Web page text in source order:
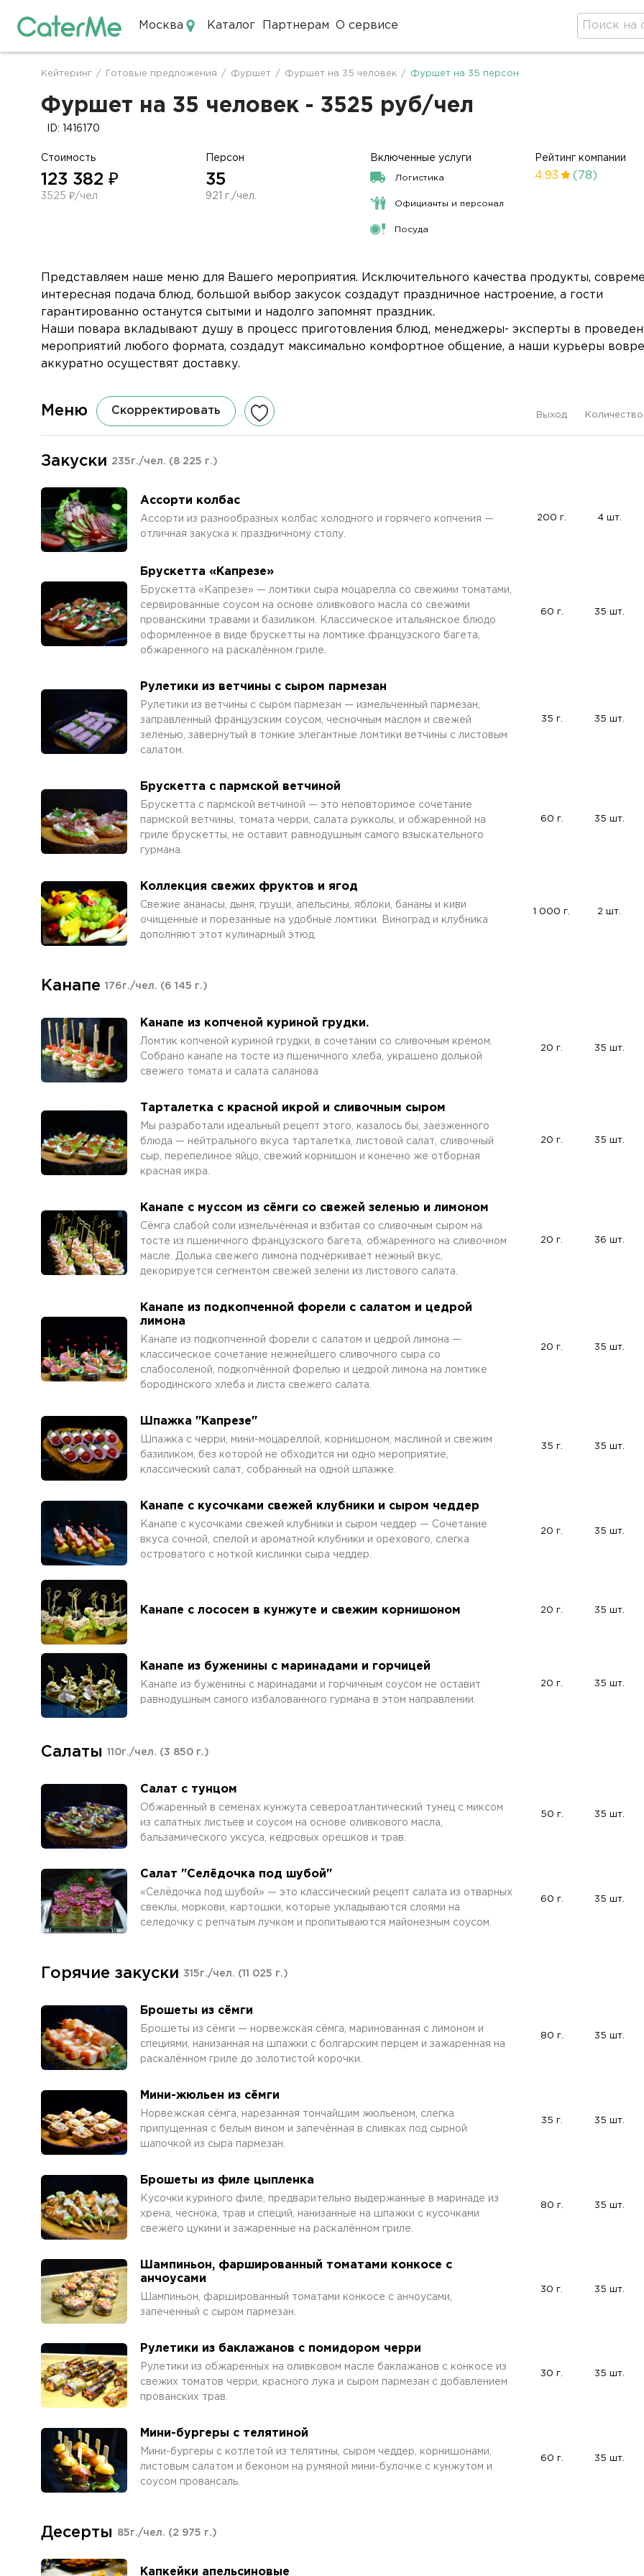
Москва Каталог Партнерам О сервисе
Строка
навигации
Кейтеринг / Готовые предложения / Фуршет / Фуршет на 35 человек / Фуршет на 35 персон
Фуршет на 35 человек - 3525 руб/чел
ID: 1416170
Стоимость
123 382 ₽
3525 ₽/чел
Персон
35
921 г./чел.
Включенные услуги
Логистика
Официанты и персонал
Посуда
Рейтинг компании
4.93 (78)
Представляем наше меню для Вашего мероприятия. Исключительного качества продукты,
интересная подача блюд, большой выбор закусок создадут праздничное настроение, а гости
гарантированно останутся сытыми и надолго запомнят праздник.
Наши повара вкладывают душу в процесс приготовления блюд, менеджеры- эксперты в
мероприятий любого формата, создадут максимально комфортное общение, а наши курьеры
аккуратно осуществят доставку.
Меню Скорректировать Выход Количество
Закуски 235г./чел. (8 225 г.)
Ассорти колбас
Ассорти из разнообразных колбас холодного и горячего копчения —
отличная закуска к праздничному столу.
200 г. 4 шт.
Брускетта «Капрезе»
Брускетта «Капрезе» — ломтики сыра моцарелла со свежими томатами,
сервированные соусом на основе оливкового масла со свежими
прованскими травами и базиликом. Классическое итальянское блюдо
оформленное в виде брускетты на ломтике французского багета,
обжаренного на раскалённом гриле.
60 г. 35 шт.
Рулетики из ветчины с сыром пармезан
Рулетики из ветчины с сыром пармезан — измельченный пармезан,
заправленный французским соусом, чесночным маслом и свежей
зеленью, завернутый в тонкие элегантные ломтики ветчины с листовым
салатом.
35 г. 35 шт.
Брускетта с пармской ветчиной
Брускетта с пармской ветчиной — это неповторимое сочетание
пармской ветчины, томата черри, салата рукколы, и обжаренной на
гриле брускетты, не оставит равнодушным самого взыскательного
гурмана.
60 г. 35 шт.
Коллекция свежих фруктов и ягод
Свежие ананасы, дыня, груши, апельсины, яблоки, бананы и киви
очищенные и порезанные на удобные ломтики. Виноград и клубника
дополняют этот кулинарный этюд.
1 000 г. 2 шт.
Канапе 176г./чел. (6 145 г.)
Канапе из копченой куриной грудки.
Ломтик копченой куриной грудки, в сочетании со сливочным кремом.
Собрано канапе на тосте из пшеничного хлеба, украшено долькой
свежего томата и салата саланова
20 г. 35 шт.
Тарталетка с красной икрой и сливочным сыром
Мы разработали идеальный рецепт этого, казалось бы, заезженного
блюда — нейтрального вкуса тарталетка, листовой салат, сливочный
сыр, перепелиное яйцо, свежий корнишон и конечно же отборная
красная икра.
20 г. 35 шт.
Канапе с муссом из сёмги со свежей зеленью и лимоном
Сёмга слабой соли измельчённая и взбитая со сливочным сыром на
тосте из пшеничного французского багета, обжаренного на сливочном
масле. Долька свежего лимона подчёркивает нежный вкус,
декорируется сегментом свежей зелени из листового салата.
20 г. 36 шт.
Канапе из подкопченной форели с салатом и цедрой
лимона
Канапе из подкопченной форели с салатом и цедрой лимона —
классическое сочетание нежнейшего сливочного сыра со
слабосоленой, подкопчённой форелью и цедрой лимона на ломтике
бородинского хлеба и листа свежего салата.
20 г. 35 шт.
Шпажка "Капрезе"
Шпажка с черри, мини-моцареллой, корнишоном, маслиной и свежим
базиликом, без которой не обходится ни одно мероприятие,
классический салат, собранный на одной шпажке.
35 г. 35 шт.
Канапе с кусочками свежей клубники и сыром чеддер
Канапе с кусочками свежей клубники и сыром чеддер — Сочетание
вкуса сочной, спелой и ароматной клубники и орехового, слегка
островатого с ноткой кислинки сыра чеддер.
20 г. 35 шт.
Канапе с лососем в кунжуте и свежим корнишоном 20 г. 35 шт.
Канапе из буженины с маринадами и горчицей
Канапе из буженины с маринадами и горчичным соусом не оставит
равнодушным самого избалованного гурмана в этом направлении.
20 г. 35 шт.
Салаты 110г./чел. (3 850 г.)
Салат с тунцом
Обжаренный в семенах кунжута североатлантический тунец с миксом
из салатных листьев и соусом на основе оливкового масла,
бальзамического уксуса, кедровых орешков и трав.
50 г. 35 шт.
Салат "Селёдочка под шубой"
«Селёдочка под шубой» — это классический рецепт салата из отварных
свеклы, моркови, картошки, которые укладываются слоями на
селедочку с репчатым лучком и пропитываются майонезным соусом.
60 г. 35 шт.
Горячие закуски 315г./чел. (11 025 г.)
Брошеты из сёмги
Брошеты из сёмги — норвежская сёмга, маринованная с лимоном и
специями, нанизанная на шпажки с болгарским перцем и зажаренная на
раскалённом гриле до золотистой корочки.
80 г. 35 шт.
Мини-жюльен из сёмги
Норвежская сёмга, нарезанная тончайшим жюльеном, слегка
припущенная с белым вином и запечённая в сливках под сырной
шапочкой из сыра пармезан.
35 г. 35 шт.
Брошеты из филе цыпленка
Кусочки куриного филе, предварительно выдержанные в маринаде из
хрена, чеснока, трав и специй, нанизанные на шпажки с кусочками
свежего цукини и зажаренные на раскалённом гриле.
80 г. 35 шт.
Шампиньон, фаршированный томатами конкосе с
анчоусами
Шампиньон, фаршированный томатами конкосе с анчоусами,
запеченный с сыром пармезан.
30 г. 35 шт.
Рулетики из баклажанов с помидором черри
Рулетики из обжаренных на оливковом масле баклажанов с конкосе из
свежих томатов черри, красного лука и сыром пармезан с добавлением
прованских трав.
30 г. 35 шт.
Мини-бургеры с телятиной
Мини-бургеры с котлетой из телятины, сыром чеддер, корнишонами,
листовым салатом и беконом на румяной мини-булочке с кунжутом и
соусом провансаль.
60 г. 35 шт.
Десерты 85г./чел. (2 975 г.)
Капкейки апельсиновые